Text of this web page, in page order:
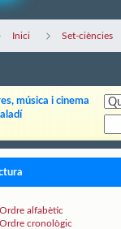
Inici Set-ciències
música i cinema
Ordre alfabètic
Ordre cronològic